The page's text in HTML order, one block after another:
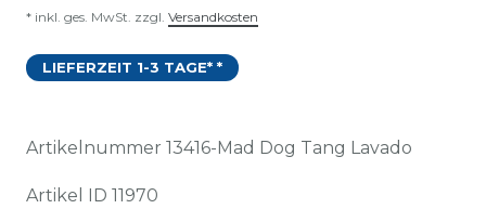
* inkl. ges. MwSt. zzgl. Versandkosten
LIEFERZEIT 1-3 TAGE* *
Artikelnummer 13416-Mad Dog Tang Lavado
Artikel ID 11970